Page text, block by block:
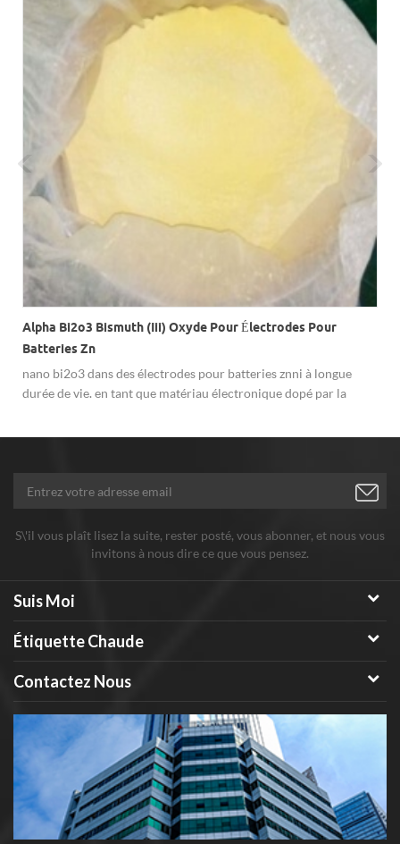
Alpha Bi2o3 Bismuth (iii) Oxyde Pour Électrodes Pour
Batteries Zn
nano bi2o3 dans des électrodes pour batteries znni à longue
durée de vie. en tant que matériau électronique dopé par la
S\'il vous plaît lisez la suite, rester posté, vous abonner, et nous vous
invitons à nous dire ce que vous pensez.
Suis Moi
Étiquette Chaude
Contactez Nous